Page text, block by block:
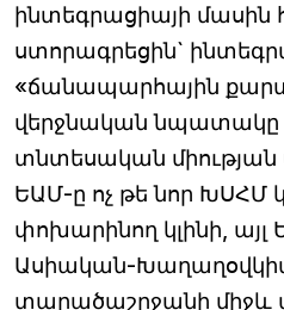
ինտեգրացիայի մասին
ստորագրեցին`
«ճանապարհային
վերջնական
տնտեսական միության
ԵԱՄ-ը ոչ թե նոր ԽՍՀՄ
փոխարինող կլինի, այլ
Ասիական-
տարածաշրջանի միջև